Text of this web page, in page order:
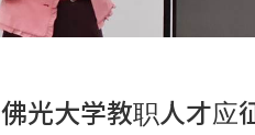
佛光大学教职人才应